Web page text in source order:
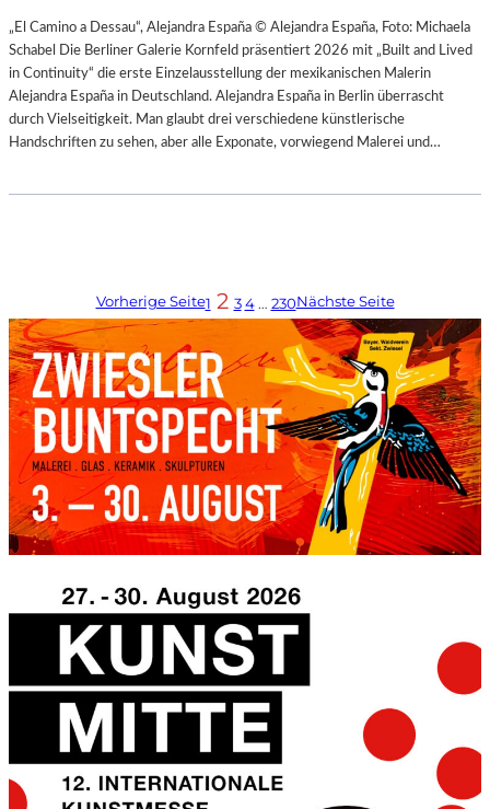
„El Camino a Dessau“, Alejandra España © Alejandra España, Foto: Michaela
Schabel Die Berliner Galerie Kornfeld präsentiert 2026 mit „Built and Lived
in Continuity“ die erste Einzelausstellung der mexikanischen Malerin
Alejandra España in Deutschland. Alejandra España in Berlin überrascht
durch Vielseitigkeit. Man glaubt drei verschiedene künstlerische
Handschriften zu sehen, aber alle Exponate, vorwiegend Malerei und…
Vorherige Seite1 2 3 4 … 230Nächste Seite